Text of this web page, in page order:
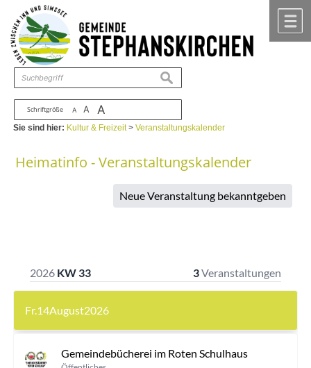
Zum Inhalt ,zur Navigation
Schriftgröße A A A
suchen
Sie sind hier: Kultur & Freizeit>Veranstaltungskalender
Heimatinfo - Veranstaltungskalender